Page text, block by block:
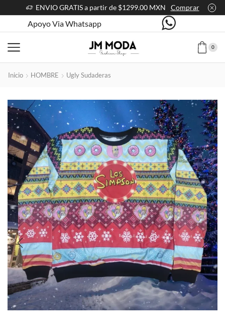
ENVIO GRATIS a partir de $1299.00 MXN Comprar
Apoyo Via Whatsapp
0
Inicio HOMBRE Ugly Sudaderas